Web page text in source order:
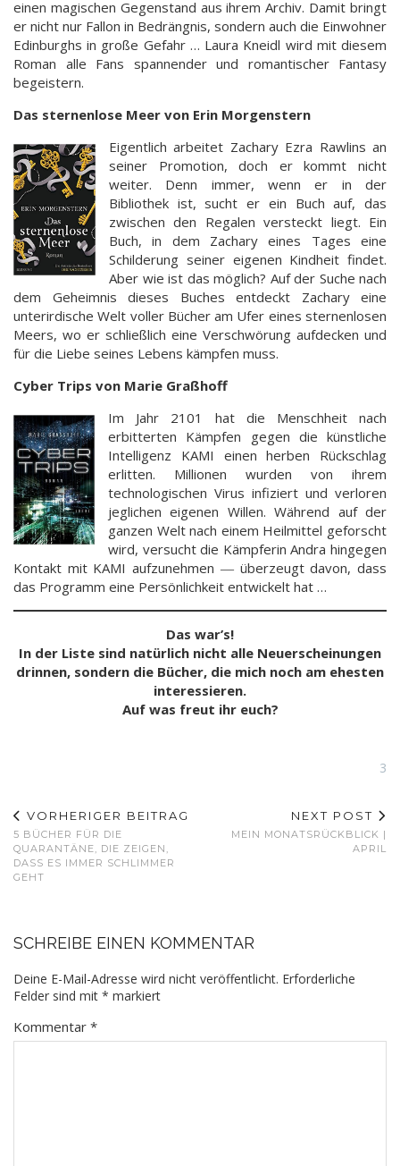
einen magischen Gegenstand aus ihrem Archiv. Damit bringt
er nicht nur Fallon in Bedrängnis, sondern auch die Einwohner
Edinburghs in große Gefahr … Laura Kneidl wird mit diesem
Roman alle Fans spannender und romantischer Fantasy
begeistern.
Das sternenlose Meer von Erin Morgenstern
Eigentlich arbeitet Zachary Ezra Rawlins an
seiner Promotion, doch er kommt nicht
weiter. Denn immer, wenn er in der
Bibliothek ist, sucht er ein Buch auf, das
zwischen den Regalen versteckt liegt. Ein
Buch, in dem Zachary eines Tages eine
Schilderung seiner eigenen Kindheit findet.
Aber wie ist das möglich? Auf der Suche nach
dem Geheimnis dieses Buches entdeckt Zachary eine
unterirdische Welt voller Bücher am Ufer eines sternenlosen
Meers, wo er schließlich eine Verschwörung aufdecken und
für die Liebe seines Lebens kämpfen muss.
Cyber Trips von Marie Graßhoff
Im Jahr 2101 hat die Menschheit nach
erbitterten Kämpfen gegen die künstliche
Intelligenz KAMI einen herben Rückschlag
erlitten. Millionen wurden von ihrem
technologischen Virus infiziert und verloren
jeglichen eigenen Willen. Während auf der
ganzen Welt nach einem Heilmittel geforscht
wird, versucht die Kämpferin Andra hingegen
Kontakt mit KAMI aufzunehmen ― überzeugt davon, dass
das Programm eine Persönlichkeit entwickelt hat …
Das war’s!
In der Liste sind natürlich nicht alle Neuerscheinungen
drinnen, sondern die Bücher, die mich noch am ehesten
interessieren.
Auf was freut ihr euch?
3
VORHERIGER BEITRAG
5 BÜCHER FÜR DIE
QUARANTÄNE, DIE ZEIGEN,
DASS ES IMMER SCHLIMMER
GEHT
NEXT POST
MEIN MONATSRÜCKBLICK |
APRIL
SCHREIBE EINEN KOMMENTAR
Deine E-Mail-Adresse wird nicht veröffentlicht. Erforderliche
Felder sind mit * markiert
Kommentar *